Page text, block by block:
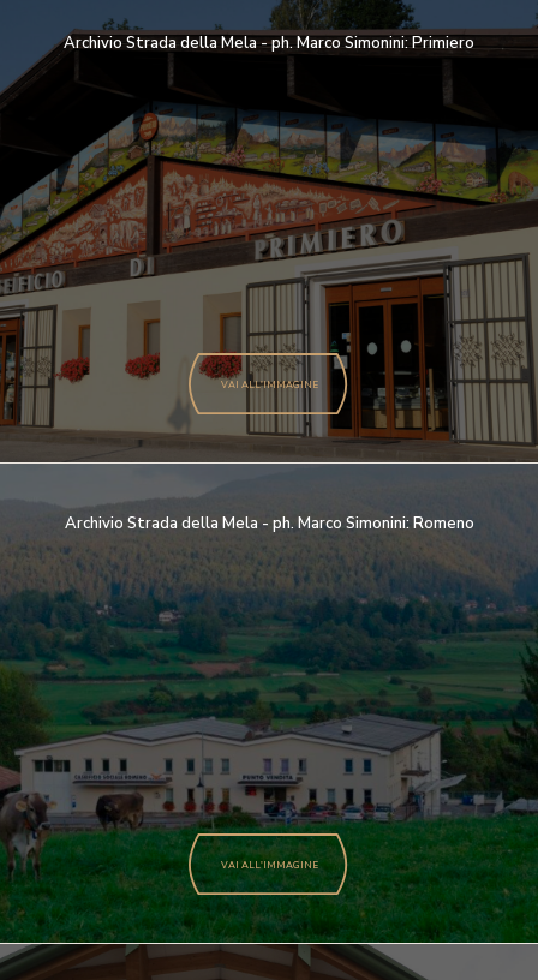
Archivio Strada della Mela - ph. Marco Simonini: Primiero
VAI ALL'IMMAGINE
Archivio Strada della Mela - ph. Marco Simonini: Romeno
VAI ALL'IMMAGINE